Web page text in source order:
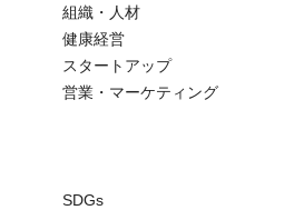
組織・人材
健康経営
スタートアップ
営業・マーケティング
SDGs